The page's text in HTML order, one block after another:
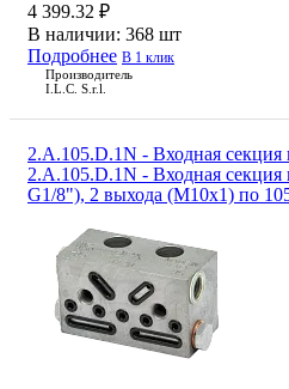
4 399.32 ₽
В наличии: 368 шт
Подробнее В 1 клик
Производитель
I.L.C. S.r.l.
2.A.105.D.1N - Входная секция
2.A.105.D.1N - Входная секция
G1/8"), 2 выхода (М10х1) по